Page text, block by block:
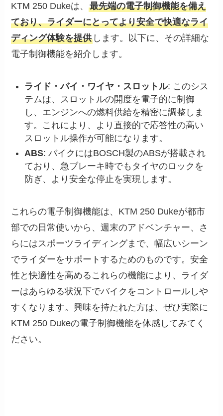
KTM 250 Dukeは、最先端の電子制御機能を備え
ており、ライダーにとってより安全で快適なライ
ディング体験を提供 します。以下に、その詳細な
電子制御機能を紹介します。
ライド・バイ・ワイヤ・スロットル: このシス
テムは、スロットルの開度を電子的に制御
し、エンジンへの燃料供給を精密に調整しま
す。これにより、より直接的で応答性の高い
スロットル操作が可能になります。
ABS: バイクにはBOSCH製のABSが搭載され
ており、急ブレーキ時でもタイヤのロックを
防ぎ、より安全な停止を実現します。
これらの電子制御機能は、KTM 250 Dukeが都市
部での日常使いから、週末のアドベンチャー、さ
らにはスポーツライディングまで、幅広いシーン
でライダーをサポートするためのものです。安全
性と快適性を高めるこれらの機能により、ライダ
ーはあらゆる状況下でバイクをコントロールしや
すくなります。興味を持たれた方は、ぜひ実際に
KTM 250 Dukeの電子制御機能を体感してみてく
ださい。